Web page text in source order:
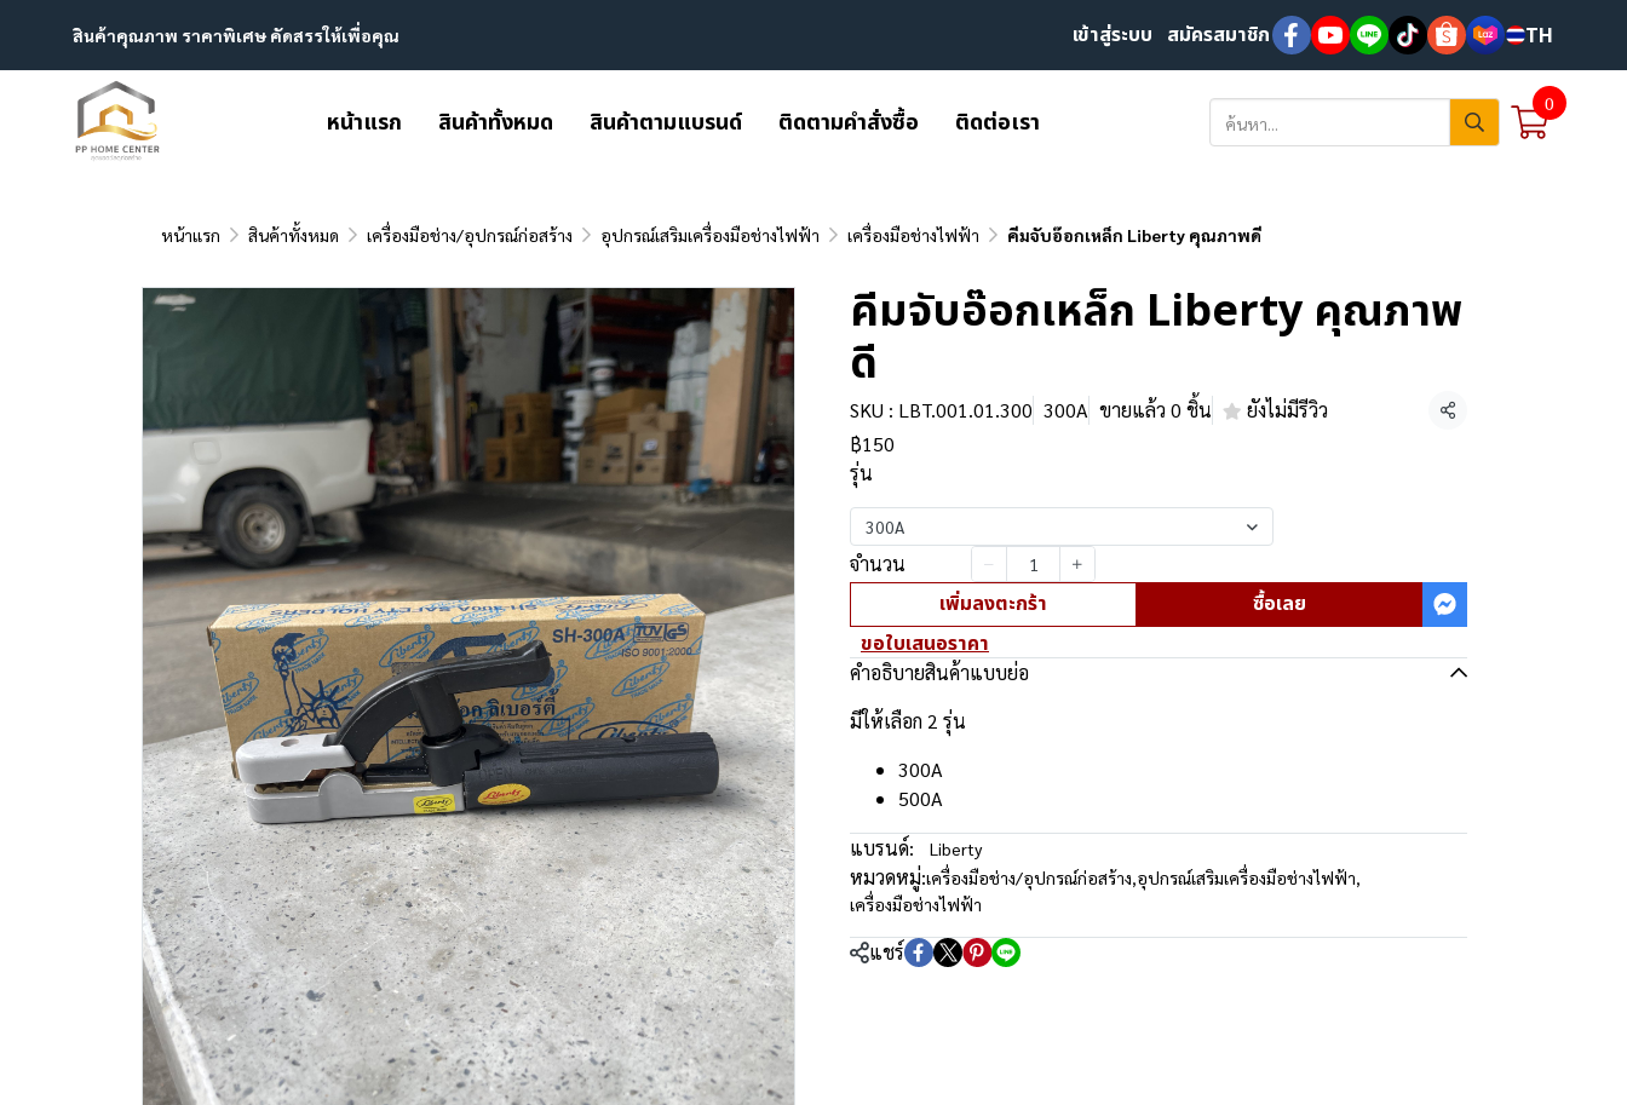
สินค้าคุณภาพ ราคาพิเศษ คัดสรรให้เพื่อคุณ เข้าสู่ระบบ สมัครสมาชิก TH
หน้าแรก สินค้าทั้งหมด สินค้าตามแบรนด์ ติดตามคำสั่งซื้อ ติดต่อเรา
0
หน้าแรก สินค้าทั้งหมด เครื่องมือช่าง/อุปกรณ์ก่อสร้าง อุปกรณ์เสริมเครื่องมือช่างไฟฟ้า เครื่องมือช่างไฟฟ้า คีมจับอ๊อกเหล็ก Liberty คุณภาพดี
คีมจับอ๊อกเหล็ก Liberty คุณภาพ
ดี
SKU : LBT.001.01.300 300A ขายแล้ว 0 ชิ้น ยังไม่มีรีวิว แชร์
฿150
รุ่น
300A
จำนวน
เพิ่มลงตะกร้า
ซื้อเลย
ขอใบเสนอราคา
คำอธิบายสินค้าแบบย่อ
มีให้เลือก 2 รุ่น
300A
500A
แบรนด์:
Liberty
หมวดหมู่:เครื่องมือช่าง/อุปกรณ์ก่อสร้าง,อุปกรณ์เสริมเครื่องมือช่างไฟฟ้า,
เครื่องมือช่างไฟฟ้า
แชร์